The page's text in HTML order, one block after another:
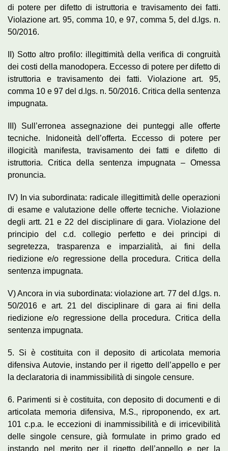
di potere per difetto di istruttoria e travisamento dei fatti.
Violazione art. 95, comma 10, e 97, comma 5, del d.lgs. n.
50/2016.
II) Sotto altro profilo: illegittimità della verifica di congruità
dei costi della manodopera. Eccesso di potere per difetto di
istruttoria e travisamento dei fatti. Violazione art. 95,
comma 10 e 97 del d.lgs. n. 50/2016. Critica della sentenza
impugnata.
III) Sull’erronea assegnazione dei punteggi alle offerte
tecniche. Inidoneità dell’offerta. Eccesso di potere per
illogicità manifesta, travisamento dei fatti e difetto di
istruttoria. Critica della sentenza impugnata – Omessa
pronuncia.
IV) In via subordinata: radicale illegittimità delle operazioni
di esame e valutazione delle offerte tecniche. Violazione
degli artt. 21 e 22 del disciplinare di gara. Violazione del
principio del c.d. collegio perfetto e dei principi di
segretezza, trasparenza e imparzialità, ai fini della
riedizione e/o regressione della procedura. Critica della
sentenza impugnata.
V) Ancora in via subordinata: violazione art. 77 del d.lgs. n.
50/2016 e art. 21 del disciplinare di gara ai fini della
riedizione e/o regressione della procedura. Critica della
sentenza impugnata.
5. Si è costituita con il deposito di articolata memoria
difensiva Autovie, instando per il rigetto dell’appello e per
la declaratoria di inammissibilità di singole censure.
6. Parimenti si è costituita, con deposito di documenti e di
articolata memoria difensiva, M.S., riproponendo, ex art.
101 c.p.a. le eccezioni di inammissibilità e di irricevibilità
delle singole censure, già formulate in primo grado ed
instando nel merito per il rigetto dell’appello e per la